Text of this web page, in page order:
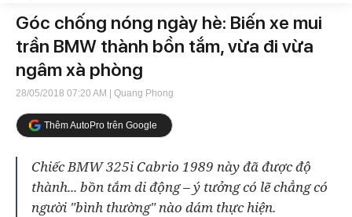
Góc chống nóng ngày hè: Biến xe mui
trần BMW thành bồn tắm, vừa đi vừa
ngâm xà phòng
28/05/2018 07:20 AM | Quang Phong
Thêm AutoPro trên Google
Chiếc BMW 325i Cabrio 1989 này đã được độ
thành... bồn tắm di động – ý tưởng có lẽ chẳng có
người "bình thường" nào dám thực hiện.